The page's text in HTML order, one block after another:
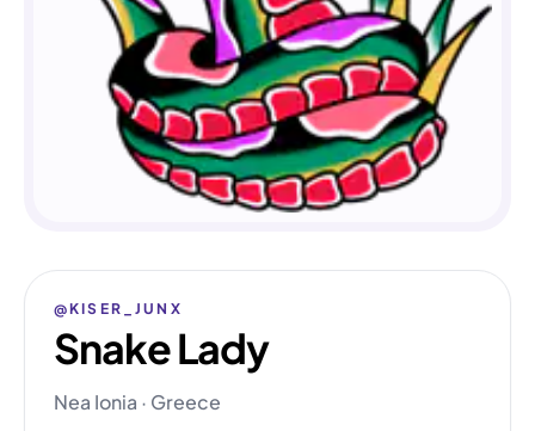
@KISER_JUNX
Snake Lady
Nea Ionia · Greece